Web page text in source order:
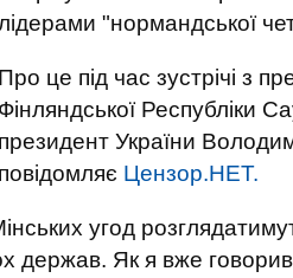
"нормандської
Про це під час зустрічі з
Фінляндської Республіки
президент України
повідомляє Цензор.НЕТ.
угод
держав. Як я вже